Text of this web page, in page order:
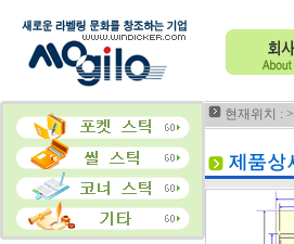
현재위치 : >